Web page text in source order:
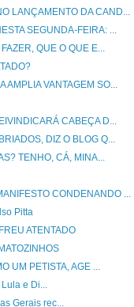
LANÇAMENTO DA CAND...
SEGUNDA-FEIRA: ...
QUE O QUE E...
AMPLIA VANTAGEM SO...
CABEÇA D...
DIZ O BLOG Q...
TENHO, CÁ, MINA...
CONDENANDO ...
Pitta
ATENTADO
UM PETISTA, AGE ...
e Di...
Gerais rec...